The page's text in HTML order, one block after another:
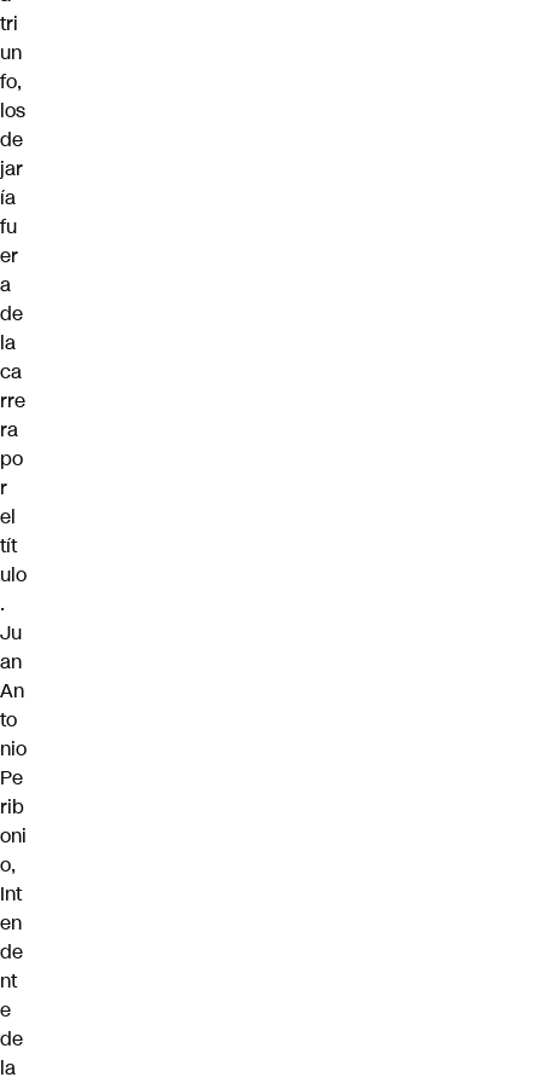
tri
un
fo,
los
de
jar
ía
fu
er
a
de
la
ca
rre
ra
po
r
el
tít
ulo
.
Ju
an
An
to
nio
Pe
rib
oni
o,
Int
en
de
nt
e
de
la